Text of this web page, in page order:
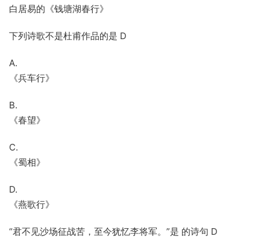
白居易的《钱塘湖春行》
下列诗歌不是杜甫作品的是 D
A.
《兵车行》
B.
《春望》
C.
《蜀相》
D.
《燕歌行》
“君不见沙场征战苦，至今犹忆李将军。”是 的诗句 D